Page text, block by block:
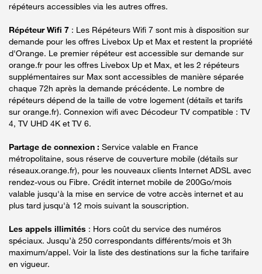
répéteurs accessibles via les autres offres.
Répéteur Wifi 7 : Les Répéteurs Wifi 7 sont mis à disposition sur
demande pour les offres Livebox Up et Max et restent la propriété
d'Orange. Le premier répéteur est accessible sur demande sur
orange.fr pour les offres Livebox Up et Max, et les 2 répéteurs
supplémentaires sur Max sont accessibles de manière séparée
chaque 72h après la demande précédente. Le nombre de
répéteurs dépend de la taille de votre logement (détails et tarifs
sur orange.fr). Connexion wifi avec Décodeur TV compatible : TV
4, TV UHD 4K et TV 6.
Partage de connexion : Service valable en France
métropolitaine, sous réserve de couverture mobile (détails sur
réseaux.orange.fr), pour les nouveaux clients Internet ADSL avec
rendez-vous ou Fibre. Crédit internet mobile de 200Go/mois
valable jusqu'à la mise en service de votre accès internet et au
plus tard jusqu'à 12 mois suivant la souscription.
Les appels illimités : Hors coût du service des numéros
spéciaux. Jusqu’à 250 correspondants différents/mois et 3h
maximum/appel. Voir la liste des destinations sur la fiche tarifaire
en vigueur.